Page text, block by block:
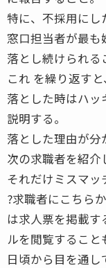
特に、不採用にし
窓口担当者が最も
落とし続けられる
これ を繰り返す
落とした時はハッ
説明する。
落とした理由が分
次の求職者を紹介
それだけミスマッ
?求職者にこちら
は求人票を掲載
ルを閲覧すること
日頃から目を通